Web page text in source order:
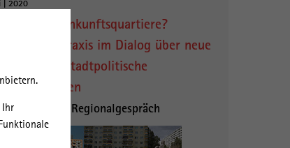
Ihr
| 2020
heißt hier Ankunftsquartiere?
und Praxis im Dialog über neue
und stadtpolitische
Regionalgespräch